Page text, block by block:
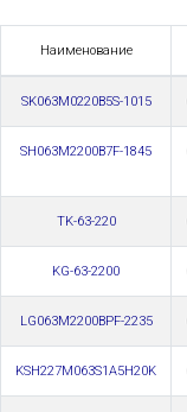
Наименование
SK063M0220B5S-1015
SH063M2200B7F-1845
TK-63-220
KG-63-2200
LG063M2200BPF-2235
KSH227M063S1A5H20K